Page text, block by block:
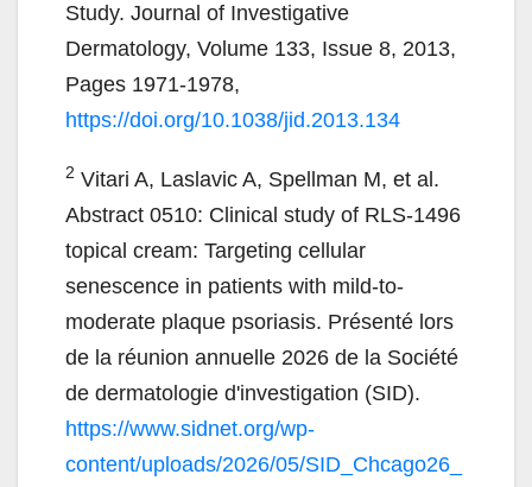
Study. Journal of Investigative
Dermatology, Volume 133, Issue 8, 2013,
Pages 1971-1978,
https://doi.org/10.1038/jid.2013.134
2 Vitari A, Laslavic A, Spellman M, et al.
Abstract 0510: Clinical study of RLS-1496
topical cream: Targeting cellular
senescence in patients with mild-to-
moderate plaque psoriasis. Présenté lors
de la réunion annuelle 2026 de la Société
de dermatologie d'investigation (SID).
https://www.sidnet.org/wp-
content/uploads/2026/05/SID_Chcago26_